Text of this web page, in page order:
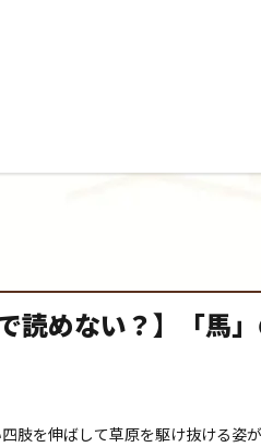
読めない？】「馬
肢を伸ばして草原を駆け抜ける姿